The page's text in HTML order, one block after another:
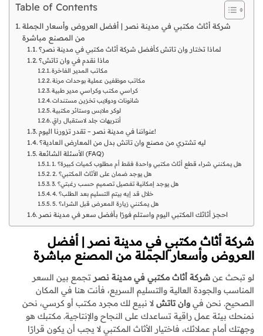
Table of Contents
شركة أثاث مكتبي في مدينة نصر | أفضل العروض وأسعار الجملة
من المصنع مباشرة
لماذا تختار وان تاتش كأفضل شركة أثاث مكتبي في مدينة نصر؟
ماذا نقدم في وان تاتش؟
مكاتب المدير الفاخرة
مكاتب موظفين عملية بوحدات مرنة
كراسي مكتب وكراسي مدير طبية
شانونات ودولايب تخزين مستندات
لوكر ملابس وستائر مكتبية
أنتريهات جلد لاستقبال راقٍ
عنواننا في مدينة نصر – تقدر تزورنا اليوم!
ليه تشتري من مصنع وان تاتش بدل من المعارض العادية؟
الأسئلة الشائعة (FAQ)
1. هل يمكنني شراء قطع أثاث مكتبي واحدة فقط أم مطلوب كميات كبيرة؟
2. هل يوجد ضمان على الأثاث المكتبي؟
3. هل يوجد إمكانية تفصيل تصميم حسب رغبتي؟
4. خلال قد إيه بيتم التسليم بعد الطلب؟
5. هل يمكنني زيارة المعرض قبل الشراء؟
احجز أثاثك المكتبي اليوم واستلم فورًا بأفضل سعر في مدينة نصر
شركة أثاث مكتبي في مدينة نصر | أفضل
العروض وأسعار الجملة من المصنع مباشرة
لو تبحث عن شركة أثاث مكتبي في مدينة نصر تجمع بين السعر
المناسب والجودة العالية والتسليم السريع، فأنت هنا في المكان
الصحيح. نحن في وان تاتش لا نبيع لك مجرد مكتب أو كرسي، نحن
نمنحك بيئة عمل راقية تساعدك على النجاح والإنتاجية. مكتبك هو
وجهتك أمام عملائك، فاختيار الأثاث المكتبي لا يجب أن يكون قرارًا